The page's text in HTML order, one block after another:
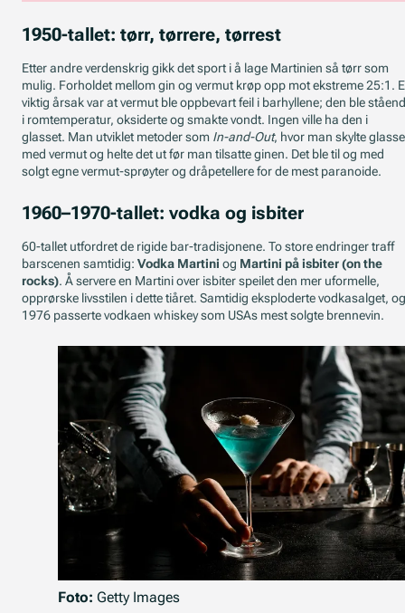
1950-tallet: tørr, tørrere, tørrest
Etter andre verdenskrig gikk det sport i å lage Martinien så tørr som
mulig. Forholdet mellom gin og vermut krøp opp mot ekstreme 25:1.
viktig årsak var at vermut ble oppbevart feil i barhyllene; den ble
i romtemperatur, oksiderte og smakte vondt. Ingen ville ha den i
glasset. Man utviklet metoder som In-and-Out, hvor man skylte
med vermut og helte det ut før man tilsatte ginen. Det ble til og med
solgt egne vermut-sprøyter og dråpetellere for de mest paranoide.
1960–1970-tallet: vodka og isbiter
60-tallet utfordret de rigide bar-tradisjonene. To store endringer traff
barscenen samtidig: Vodka Martini og Martini på isbiter (on the
rocks). Å servere en Martini over isbiter speilet den mer uformelle,
opprørske livsstilen i dette tiåret. Samtidig eksploderte vodkasalget,
1976 passerte vodkaen whiskey som USAs mest solgte brennevin.
Foto: Getty Images